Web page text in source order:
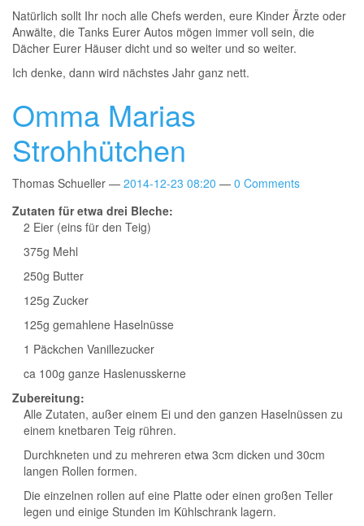
Natürlich sollt Ihr noch alle Chefs werden, eure Kinder Ärzte oder
Anwälte, die Tanks Eurer Autos mögen immer voll sein, die
Dächer Eurer Häuser dicht und so weiter und so weiter.
Ich denke, dann wird nächstes Jahr ganz nett.
Omma Marias
Strohhütchen
Thomas Schueller 2014-12-23 08:20
0 Comments
Zutaten für etwa drei Bleche:
2 Eier (eins für den Teig)
375g Mehl
250g Butter
125g Zucker
125g gemahlene Haselnüsse
1 Päckchen Vanillezucker
ca 100g ganze Haslenusskerne
Zubereitung:
Alle Zutaten, außer einem Ei und den ganzen Haselnüssen zu
einem knetbaren Teig rühren.
Durchkneten und zu mehreren etwa 3cm dicken und 30cm
langen Rollen formen.
Die einzelnen rollen auf eine Platte oder einen großen Teller
legen und einige Stunden im Kühlschrank lagern.